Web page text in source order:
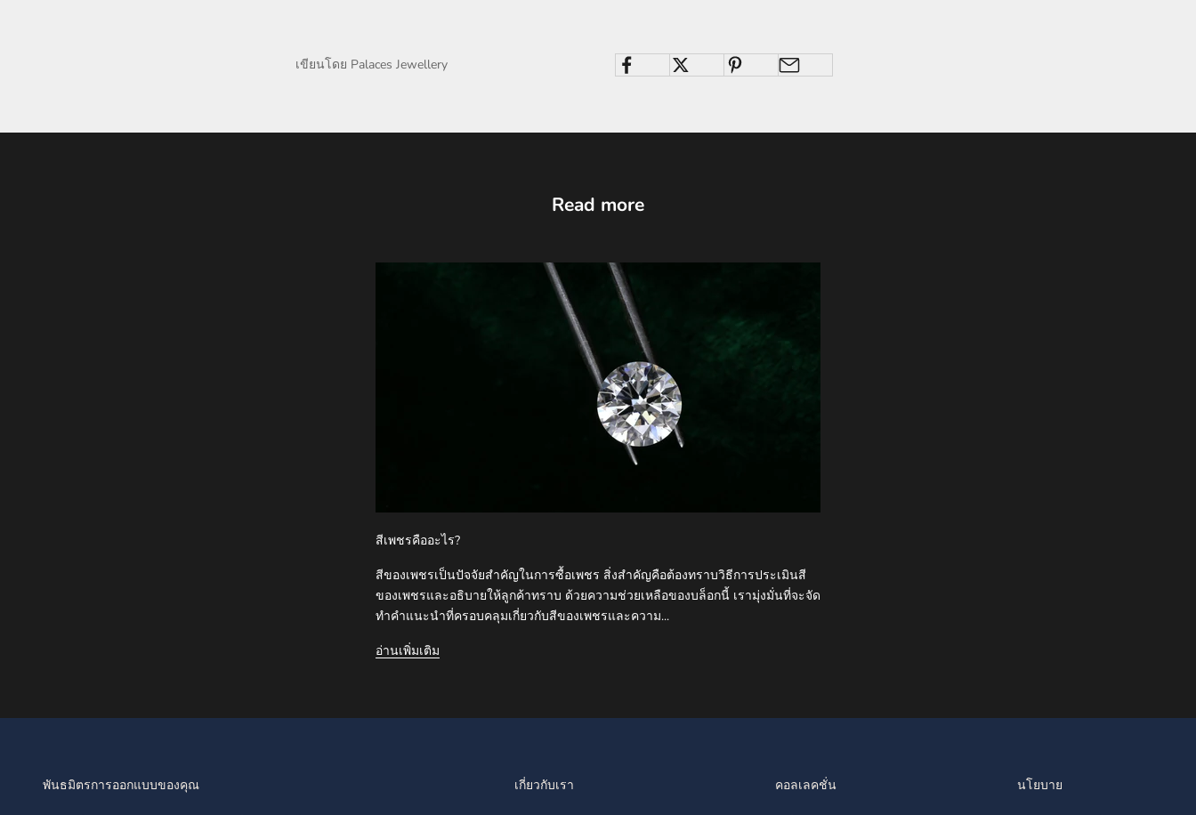
เขียนโดย Palaces Jewellery
Read more
สีเพชรคืออะไร?
สีของเพชรเป็นปัจจัยสำคัญในการซื้อเพชร สิ่งสำคัญคือต้องทราบวิธีการประเมินสี
ของเพชรและอธิบายให้ลูกค้าทราบ ด้วยความช่วยเหลือของบล็อกนี้ เรามุ่งมั่นที่จะจัด
ทำคำแนะนำที่ครอบคลุมเกี่ยวกับสีของเพชรและความ...
อ่านเพิ่มเติม
พันธมิตรการออกแบบของคุณ เกี่ยวกับเรา คอลเลคชั่น นโยบาย